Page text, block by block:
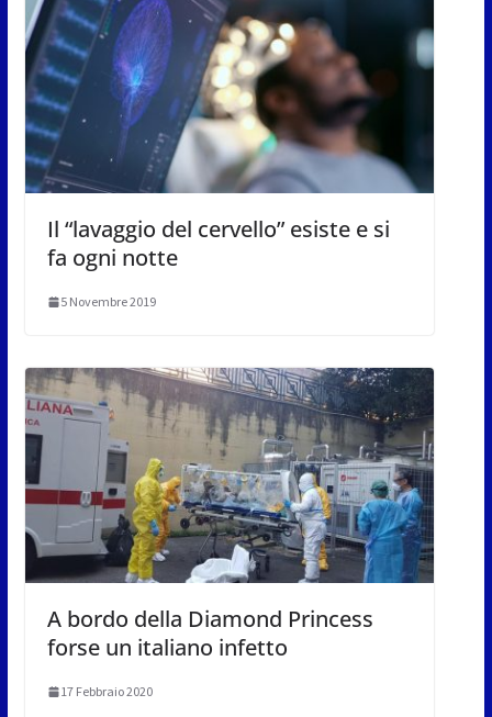
Il “lavaggio del cervello” esiste e si
fa ogni notte
5 Novembre 2019
A bordo della Diamond Princess
forse un italiano infetto
17 Febbraio 2020